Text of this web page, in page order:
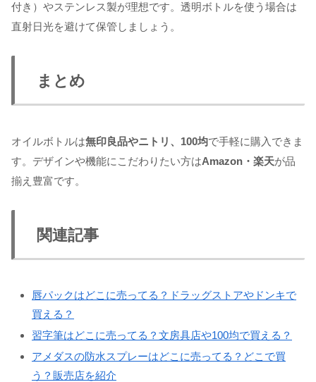
付き）やステンレス製が理想です。透明ボトルを使う場合は
直射日光を避けて保管しましょう。
まとめ
オイルボトルは無印良品やニトリ、100均で手軽に購入できま
す。デザインや機能にこだわりたい方はAmazon・楽天が品
揃え豊富です。
関連記事
唇パックはどこに売ってる？ドラッグストアやドンキで
買える？
習字筆はどこに売ってる？文房具店や100均で買える？
アメダスの防水スプレーはどこに売ってる？どこで買
う？販売店を紹介